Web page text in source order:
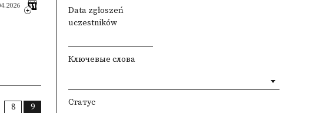
8 9
Data zgłoszeń
uczestników
Ключевые слова
Статус